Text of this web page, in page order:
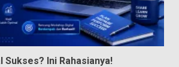
Ini Rahasianya!